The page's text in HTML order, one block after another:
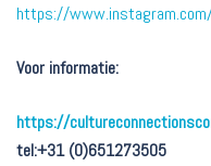
https://
Voor informatie:
https://
tel:+31 (0)651273505